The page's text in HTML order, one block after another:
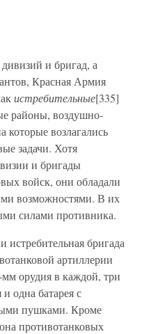
и бригад, а
Красная Армия
истребительные[335]
районы, воздушно-
которые возлагались
задачи. Хотя
и бригады
войск, они обладали
возможностями. В их
силами противника.
бригада
артиллерии
орудия в каждой, три
одна батарея с
пушками. Кроме
противотанковых